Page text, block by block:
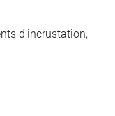
d'incrustation,